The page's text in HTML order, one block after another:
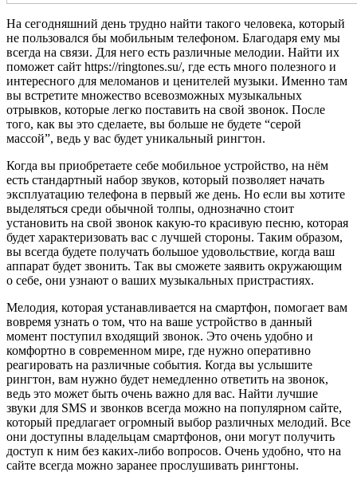
На сегодняшний день трудно найти такого человека, который
не пользовался бы мобильным телефоном. Благодаря ему мы
всегда на связи. Для него есть различные мелодии. Найти их
поможет сайт https://ringtones.su/, где есть много полезного и
интересного для меломанов и ценителей музыки. Именно там
вы встретите множество всевозможных музыкальных
отрывков, которые легко поставить на свой звонок. После
того, как вы это сделаете, вы больше не будете “серой
массой”, ведь у вас будет уникальный рингтон.
Когда вы приобретаете себе мобильное устройство, на нём
есть стандартный набор звуков, который позволяет начать
эксплуатацию телефона в первый же день. Но если вы хотите
выделяться среди обычной толпы, однозначно стоит
установить на свой звонок какую-то красивую песню, которая
будет характеризовать вас с лучшей стороны. Таким образом,
вы всегда будете получать большое удовольствие, когда ваш
аппарат будет звонить. Так вы сможете заявить окружающим
о себе, они узнают о ваших музыкальных пристрастиях.
Мелодия, которая устанавливается на смартфон, помогает вам
вовремя узнать о том, что на ваше устройство в данный
момент поступил входящий звонок. Это очень удобно и
комфортно в современном мире, где нужно оперативно
реагировать на различные события. Когда вы услышите
рингтон, вам нужно будет немедленно ответить на звонок,
ведь это может быть очень важно для вас. Найти лучшие
звуки для SMS и звонков всегда можно на популярном сайте,
который предлагает огромный выбор различных мелодий. Все
они доступны владельцам смартфонов, они могут получить
доступ к ним без каких-либо вопросов. Очень удобно, что на
сайте всегда можно заранее прослушивать рингтоны.